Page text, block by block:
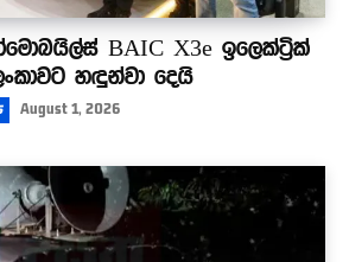
BAIC X3e ඉලෙක්ට්‍රික්
හඳුන්වා දෙයි
August 1, 2026